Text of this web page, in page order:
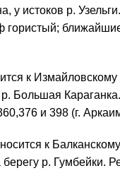
у истоков р.
гористый;
к
р. Большая
и 398 (г.
к
р. Гумбейки.